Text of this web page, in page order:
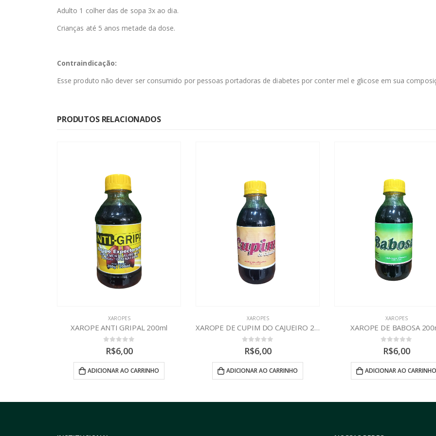
Adulto 1 colher das de sopa 3x ao dia.
Crianças até 5 anos metade da dose.
Contraindicação:
Esse produto não dever ser consumido por pessoas portadoras de diabetes por conter mel e glicose em sua
PRODUTOS RELACIONADOS
XAROPES
out of 5
R$6,00
ADICIONAR AO CARRINHO
XAROPES
XAROPE DE BABOSA 200ml
out of 5
R$6,00
ADICIONAR AO CARRINHO
XAROPES
XAROPE DE PEQUI
out of 5
R$6,00
ADICIONAR AO CARRINHO